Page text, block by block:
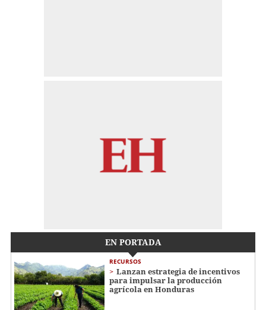
EN PORTADA
RECURSOS
Lanzan estrategia de incentivos
para impulsar la producción
agrícola en Honduras